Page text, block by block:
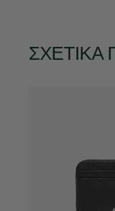
ΣΧΕΤΙΚΆ